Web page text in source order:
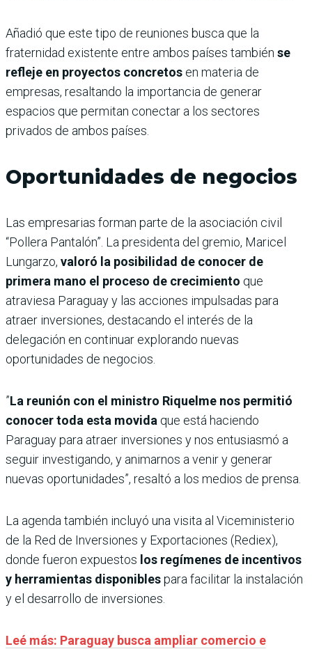
Añadió que este tipo de reuniones busca que la
fraternidad existente entre ambos países también se
refleje en proyectos concretos en materia de
empresas, resaltando la importancia de generar
espacios que permitan conectar a los sectores
privados de ambos países.
Oportunidades de negocios
Las empresarias forman parte de la asociación civil
“Pollera Pantalón”. La presidenta del gremio, Maricel
Lungarzo, valoró la posibilidad de conocer de
primera mano el proceso de crecimiento que
atraviesa Paraguay y las acciones impulsadas para
atraer inversiones, destacando el interés de la
delegación en continuar explorando nuevas
oportunidades de negocios.
”La reunión con el ministro Riquelme nos permitió
conocer toda esta movida que está haciendo
Paraguay para atraer inversiones y nos entusiasmó a
seguir investigando, y animarnos a venir y generar
nuevas oportunidades”, resaltó a los medios de prensa.
La agenda también incluyó una visita al Viceministerio
de la Red de Inversiones y Exportaciones (Rediex),
donde fueron expuestos los regímenes de incentivos
y herramientas disponiblespara facilitar la instalación
y el desarrollo de inversiones.
Leé más: Paraguay busca ampliar comercio e